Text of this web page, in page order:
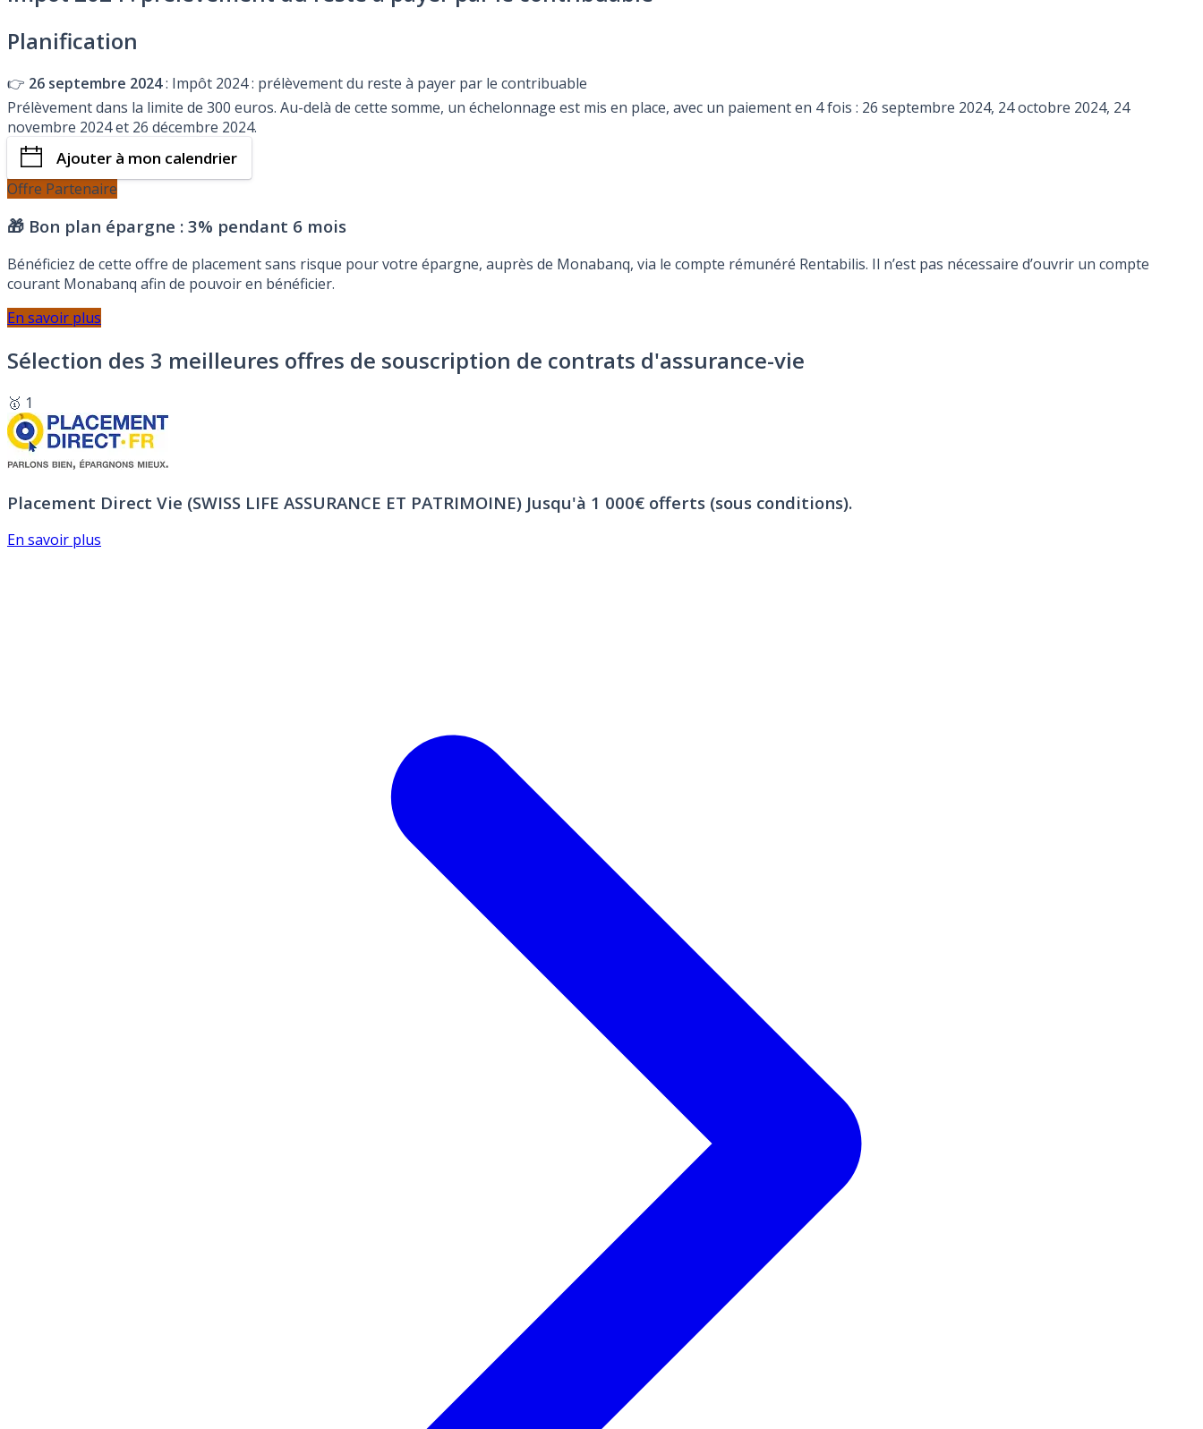
Planification
👉 26 septembre 2024: Impôt 2024 : prélèvement du reste à payer par le contribuable
Prélèvement dans la limite de 300 euros. Au-delà de cette somme, un échelonnage est mis en place, avec un paiement en 4 fois : 26 septembre 2024, 24 octobre 2024, 24
novembre 2024 et 26 décembre 2024.
Ajouter à mon calendrier
Offre Partenaire
🎁 Bon plan épargne : 3% pendant 6 mois
Bénéficiez de cette offre de placement sans risque pour votre épargne, auprès de Monabanq, via le compte rémunéré Rentabilis. Il n’est pas nécessaire d’ouvrir un compte
courant Monabanq afin de pouvoir en bénéficier.
En savoir plus
Sélection des 3 meilleures offres de souscription de contrats d'assurance-vie
🥇 1
Placement Direct Vie (SWISS LIFE ASSURANCE ET PATRIMOINE) Jusqu'à 1 000€ offerts (sous conditions).
En savoir plus